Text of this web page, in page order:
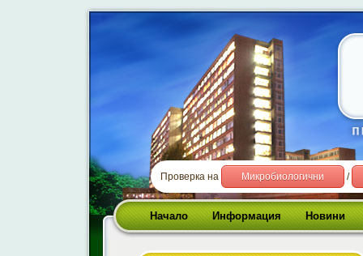
Проверка на Микробиологични /
Начало Информация Новини